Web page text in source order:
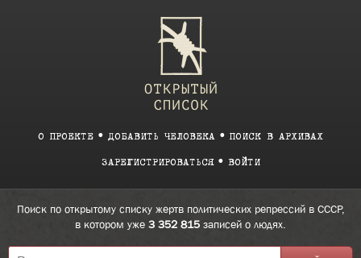
О ПРОЕКТЕ ДОБАВИТЬ ЧЕЛОВЕКА ПОИСК В АРХИВАХ
ЗАРЕГИСТРИРОВАТЬСЯ ВОЙТИ
Поиск по открытому списку жертв политических репрессий в СССР,
в котором уже 3 352 815 записей о людях.